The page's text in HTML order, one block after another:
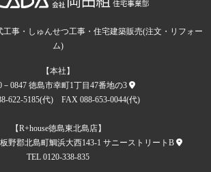
事・しゅんせつ工事・住宅建築販売(注文・リフォー
ム)
【本社】
－0847 徳島市幸町1丁目47番地の3
622-5185(代) FAX 088-653-0044(代)
【R+house徳島東北島店】
野郡北島町鯛浜大西143-1 サニーストリートB
TEL 0120-338-835